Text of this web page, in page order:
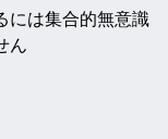
には集合的無意識
ん